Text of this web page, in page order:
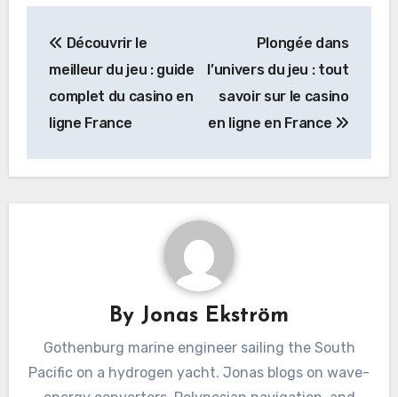
navigation
Découvrir le
meilleur du jeu : guide
complet du casino en
ligne France
Plongée dans
l’univers du jeu : tout
savoir sur le casino
en ligne en France
By Jonas Ekström
Gothenburg marine engineer sailing the South
Pacific on a hydrogen yacht. Jonas blogs on wave-